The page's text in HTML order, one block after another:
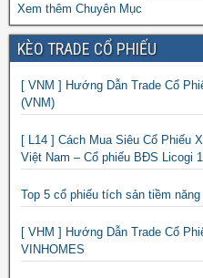
Xem thêm Chuyên Mục
KÈO TRADE CỔ PHIẾU
[ VNM ] Hướng Dẫn Trade Cổ
(VNM)
[ L14 ] Cách Mua Siêu Cổ Phiếu X10 – Hướng Dẫn Trade Cổ
Việt Nam – Cổ phiếu BĐS Licogi
Top 5 cổ phiếu tích sản tiềm năng
[ VHM ] Hướng Dẫn Trade Cổ
VINHOMES